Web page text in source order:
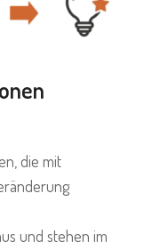
die mit
und stehen im